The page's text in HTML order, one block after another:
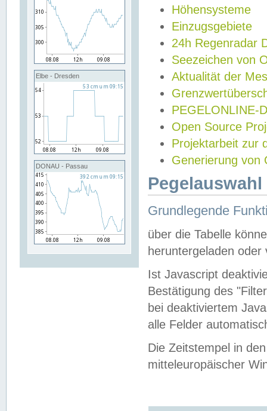
Elbe - Dresden
DONAU - Passau
Höhensysteme
Einzugsgebiete
24h Regenradar
Seezeichen von
Aktualität der
PEGELONLINE-
Open Source
Projektarbeit zur
Generierung von
Grundlegende
über die Tabelle
heruntergeladen oder
Ist Javascript
Bestätigung des
bei deaktiviertem
alle Felder
Die Zeitstempel in
mitteleuropäischer